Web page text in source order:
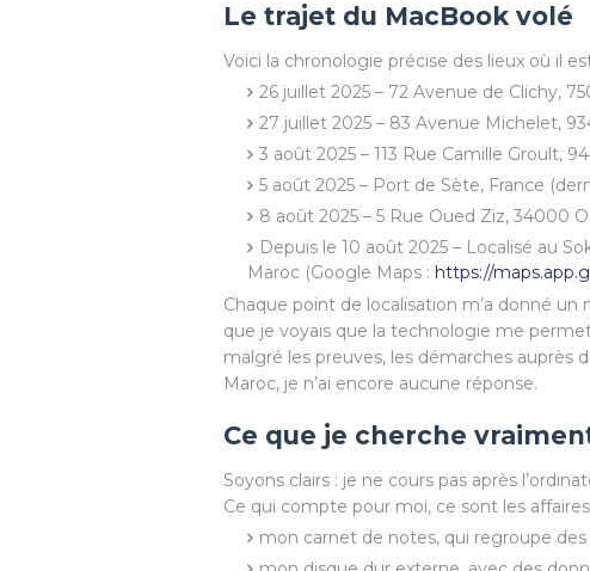
Le trajet du MacBook volé
Voici la chronologie précise des lieux où il
26 juillet 2025 – 72 Avenue de Clichy,
27 juillet 2025 – 83 Avenue Michelet,
3 août 2025 – 113 Rue Camille Groult,
5 août 2025 – Port de Sète, France
8 août 2025 – 5 Rue Oued Ziz, 34000
Depuis le 10 août 2025 – Localisé au
Maroc (Google Maps : https://
Chaque point de localisation m’a donné un
que je voyais que la technologie me
malgré les preuves, les démarches auprès
Maroc, je n’ai encore aucune réponse.
Ce que je cherche
Soyons clairs : je ne cours pas après
Ce qui compte pour moi, ce sont les
mon carnet de notes, qui regroupe des